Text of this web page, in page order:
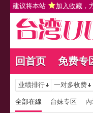
建议将本站 加入收藏 ，
回首页 免费专
业绩排行 一对多收费
全部在線 台妹专区